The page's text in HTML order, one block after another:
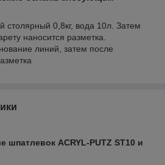
столярный 0,8кг, вода 10л. Затем
наносится разметка.
линий, затем после
шпатлевок ACRYL-PUTZ ST10 и